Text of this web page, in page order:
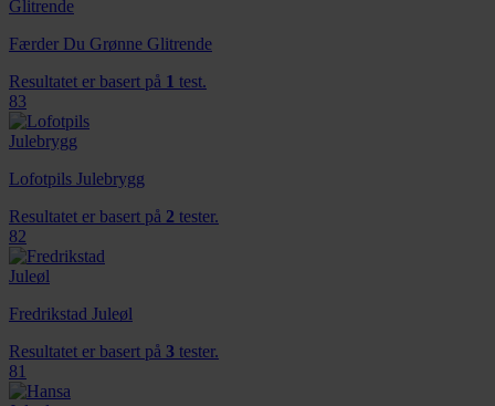
Færder Du Grønne Glitrende
Resultatet er basert på 1 test.
83
Lofotpils Julebrygg
Resultatet er basert på 2 tester.
82
Fredrikstad Juleøl
Resultatet er basert på 3 tester.
81